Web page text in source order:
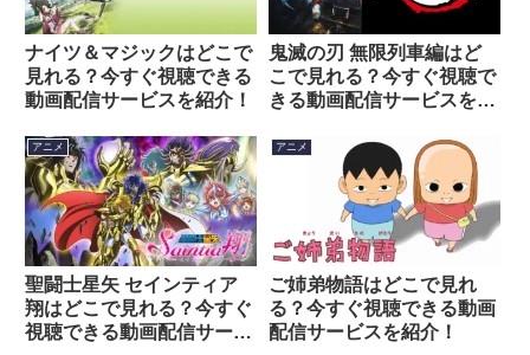
ナイツ＆マジックはどこで
見れる？今すぐ視聴できる
動画配信サービスを紹介！
鬼滅の刃 無限列車編はど
こで見れる？今すぐ視聴で
きる動画配信サービスを紹
アニメ
聖闘士星矢 セインティア
翔はどこで見れる？今すぐ
視聴できる動画配信サービ
アニメ
ご姉弟物語はどこで見れ
る？今すぐ視聴できる動画
配信サービスを紹介！